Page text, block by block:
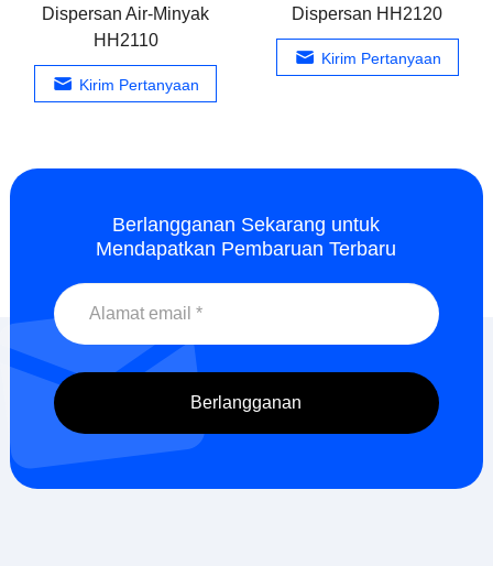
Dispersan Air-Minyak
HH2110
Kirim Pertanyaan
Dispersan HH2120
Kirim Pertanyaan
Berlangganan Sekarang untuk
Mendapatkan Pembaruan Terbaru